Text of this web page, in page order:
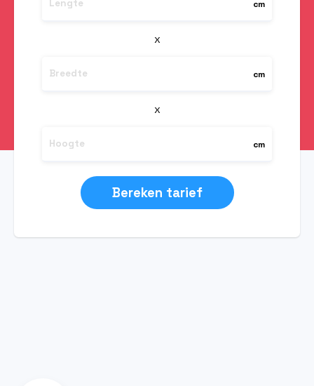
Bereken tarief